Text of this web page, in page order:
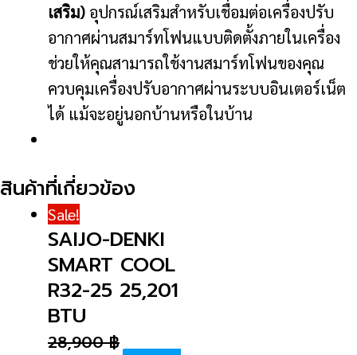
เสริม) อุปกรณ์เสริมสำหรับเชื่อมต่อเครื่องปรับ
อากาศผ่านสมาร์ทโฟนแบบติดตั้งภายในเครื่อง
ช่วยให้คุณสามารถใช้งานสมาร์ทโฟนของคุณ
ควบคุมเครื่องปรับอากาศผ่านระบบอินเตอร์เน็ต
ได้ แม้จะอยู่นอกบ้านหรือในบ้าน
สินค้าที่เกี่ยวข้อง
Sale!
SAIJO-DENKI
SMART COOL
R32-25 25,201
BTU
28,900฿